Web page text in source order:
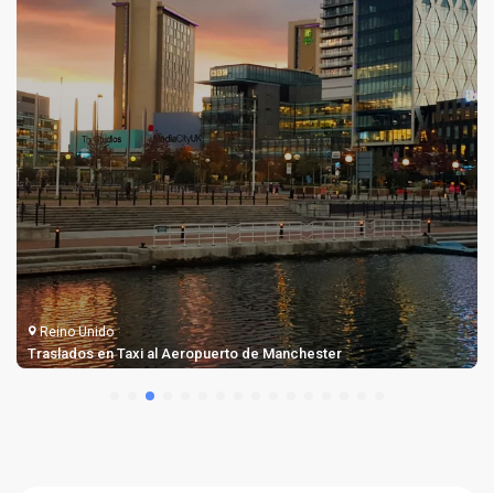
Reino Unido
Traslados en Taxi al Aeropuerto de Manchester